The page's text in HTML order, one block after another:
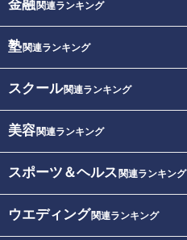
金融関連ランキング
塾関連ランキング
スクール関連ランキング
美容関連ランキング
スポーツ＆ヘルス 関連ランキング
ウエディング関連ランキング